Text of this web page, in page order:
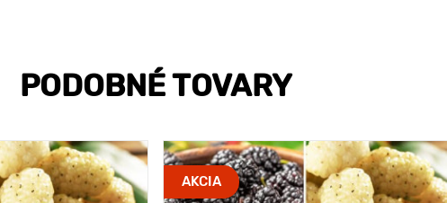
PODOBNÉ TOVARY
AKCIA